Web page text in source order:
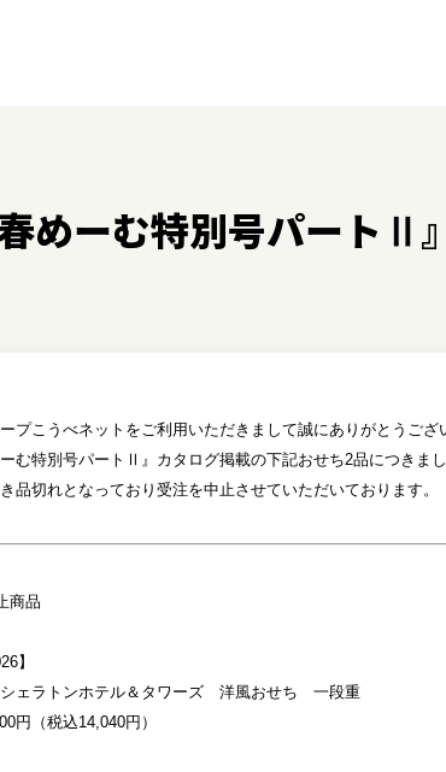
春めーむ特別号パート
プこうべネットをご利用いただきまして誠にありがとうござ
ーむ特別号パートⅡ』カタログ掲載の下記おせち2品につきまし
品切れとなっており受注を中止させていただいております。
商品
】
ェラトンホテル＆タワーズ 洋風おせち 一段重
円（税込14,040円）